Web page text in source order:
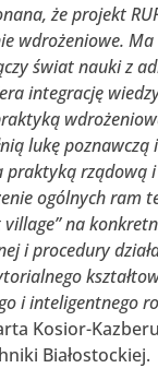
że projekt
wdrożeniowe.
świat nauki z
integrację
lukę poznawczą
praktyką rządową
ogólnych ram
na
i procedury
i inteligentnego
Kosior-
Białostockiej.